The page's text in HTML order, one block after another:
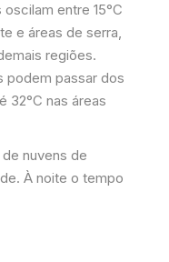
entre 15°C
e áreas de serra,
regiões.
podem passar dos
32°C nas áreas
nuvens de
À noite o tempo